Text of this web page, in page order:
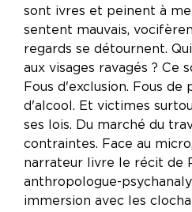
sont ivres et peinent à
sentent mauvais,
regards se détournent.
aux visages ravagés ? Ce
Fous d'exclusion. Fous de
d'alcool. Et victimes
ses lois. Du marché du
contraintes. Face au
narrateur livre le récit de
anthropologue-
immersion avec les